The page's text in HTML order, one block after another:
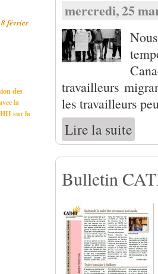
8 février
des
la
sur la
mercredi, 25
travailleurs
les travailleurs
Lire la suite
Bulletin